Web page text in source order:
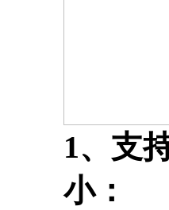
1、支
小：